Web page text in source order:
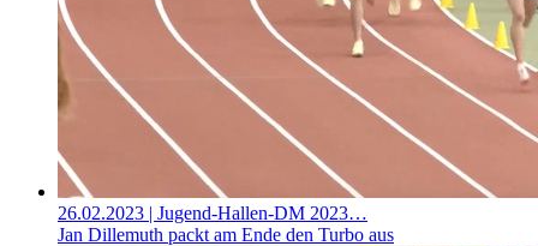
26.02.2023 | Jugend-Hallen-DM 2023…
Jan Dillemuth packt am Ende den Turbo aus